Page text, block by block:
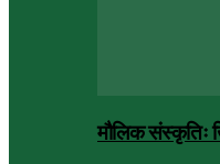
मौलिक संस्कृतिः